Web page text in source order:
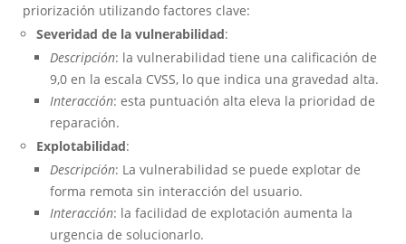
priorización utilizando factores clave:
Severidad de la vulnerabilidad:
Descripción: la vulnerabilidad tiene una calificación de
9,0 en la escala CVSS, lo que indica una gravedad alta.
Interacción: esta puntuación alta eleva la prioridad de
reparación.
Explotabilidad:
Descripción: La vulnerabilidad se puede explotar de
forma remota sin interacción del usuario.
Interacción: la facilidad de explotación aumenta la
urgencia de solucionarlo.